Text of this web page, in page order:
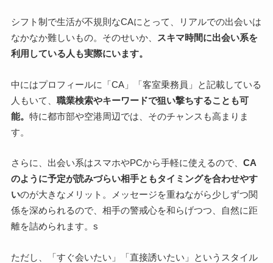
シフト制で生活が不規則なCAにとって、リアルでの出会いは
なかなか難しいもの。そのせいか、
スキマ時間に出会い系を
利用している人も実際にいます。
中にはプロフィールに「CA」「客室乗務員」と記載している
人もいて、 職業検索やキーワードで狙い撃ちすることも可
能。 特に都市部や空港周辺では、そのチャンスも高まりま
す。
さらに、出会い系はスマホやPCから手軽に使えるので、 CA
のように予定が読みづらい相手ともタイミングを合わせやす
いのが大きなメリット。メッセージを重ねながら少しずつ関
係を深められるので、相手の警戒心を和らげつつ、自然に距
離を詰められます。s
ただし、「すぐ会いたい」「直接誘いたい」というスタイル